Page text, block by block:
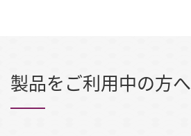
製品をご利用中の方へ